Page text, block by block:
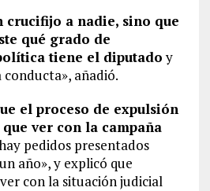
crucifijo a nadie, sino que
qué grado de
tiene el diputadoy
conducta», añadió.
el proceso de expulsión
ver con la campaña
pedidos presentados
año», y explicó que
con la situación judicial